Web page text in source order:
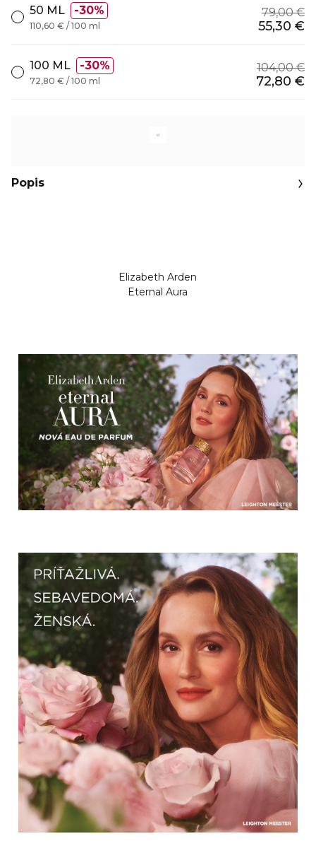
50 ML 30% 79,00 €
55,30 €
110,60 € / 100 ml
100 ML 30% 104,00 €
72,80 €
72,80 € / 100 ml
Popis
Elizabeth Arden
Eternal Aura